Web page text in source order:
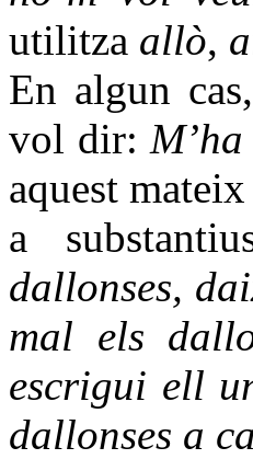
utilitza allò,
En algun
vol dir:
aquest
a
dallonses,
mal els
escrigui ell
dallonses a